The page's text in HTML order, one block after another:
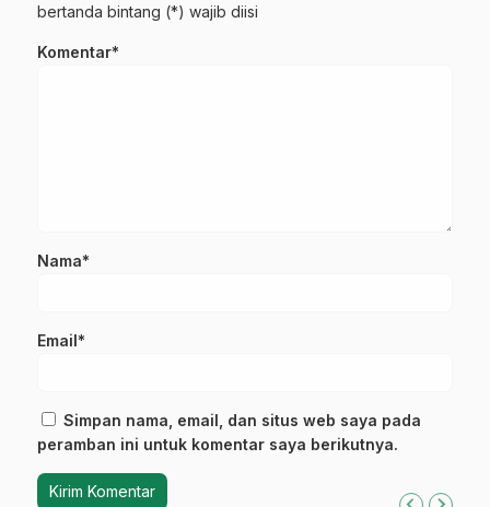
bertanda bintang (*) wajib diisi
Komentar*
Nama*
Email*
Simpan nama, email, dan situs web saya pada
peramban ini untuk komentar saya berikutnya.